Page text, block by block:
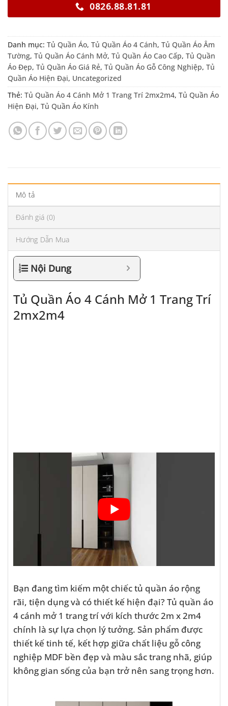
0826.88.81.81
Danh mục: Tủ Quần Áo, Tủ Quần Áo 4 Cánh, Tủ Quần Áo Âm
Tường, Tủ Quần Áo Cánh Mở, Tủ Quần Áo Cao Cấp, Tủ Quần
Áo Đẹp, Tủ Quần Áo Giá Rẻ, Tủ Quần Áo Gỗ Công Nghiệp, Tủ
Quần Áo Hiện Đại, Uncategorized
Thẻ: Tủ Quần Áo 4 Cánh Mở 1 Trang Trí 2mx2m4, Tủ Quần Áo
Hiện Đại, Tủ Quần Áo Kính
Mô tả
Đánh giá (0)
Hướng Dẫn Mua
Nội Dung
Tủ Quần Áo 4 Cánh Mở 1 Trang Trí
2mx2m4
Bạn đang tìm kiếm một chiếc tủ quần áo rộng
rãi, tiện dụng và có thiết kế hiện đại? Tủ quần áo
4 cánh mở 1 trang trí với kích thước 2m x 2m4
chính là sự lựa chọn lý tưởng. Sản phẩm được
thiết kế tinh tế, kết hợp giữa chất liệu gỗ công
nghiệp MDF bền đẹp và màu sắc trang nhã, giúp
không gian sống của bạn trở nên sang trọng hơn.